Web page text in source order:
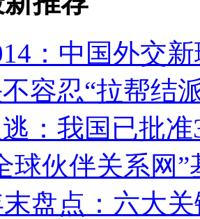
：中国外交
容忍“拉帮结
：我国已批准
球伙伴关系网”
末盘点：六大